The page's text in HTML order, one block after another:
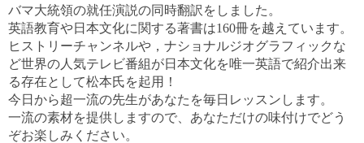
バマ大統領の就任演説の同時翻訳をしました。
英語教育や日本文化に関する著書は160冊を越えています。
ヒストリーチャンネルや，ナショナルジオグラフィックな
ど世界の人気テレビ番組が日本文化を唯一英語で紹介出来
る存在として松本氏を起用！
今日から超一流の先生があなたを毎日レッスンします。
一流の素材を提供しますので、あなただけの味付けでどう
ぞお楽しみください。